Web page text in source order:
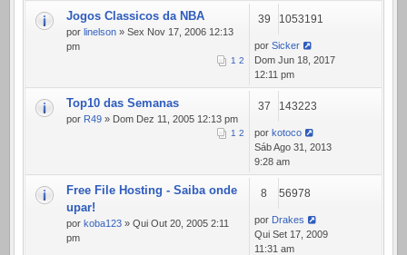
Jogos Classicos da NBA
por linelson » Sex Nov 17, 2006 12:13
pm
1 2
39 1053191
por Sicker
Dom Jun 18, 2017
12:11 pm
Top10 das Semanas
por R49 » Dom Dez 11, 2005 12:13 pm
1 2
37 143223
por kotoco
Sáb Ago 31, 2013
9:28 am
Free File Hosting - Saiba onde
upar!
por koba123 » Qui Out 20, 2005 2:11
pm
8 56978
por Drakes
Qui Set 17, 2009
11:31 am